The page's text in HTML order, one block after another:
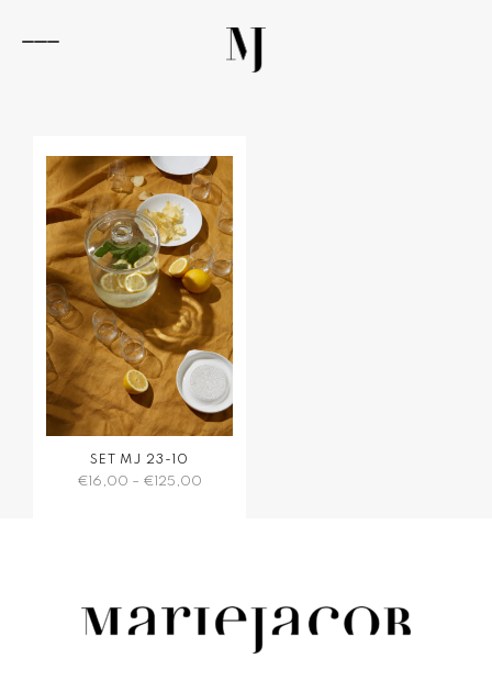
springen
SET MJ 23-10
€ 16,00 – € 125,00
auf.
Die